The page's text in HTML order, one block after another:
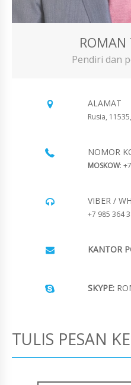
ROMAN
Pendiri dan
ALAMAT
Rusia,
NOMOR
MOSKOW:
VIBER /
+7 985 364
KANTOR
SKYPE:
TULIS PESAN